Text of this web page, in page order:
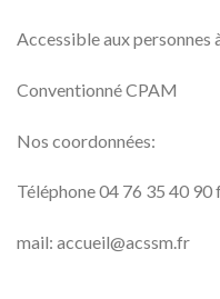
Accessible aux
Conventionné CPAM
Nos coordonnées:
Téléphone 04 76 35 40 90
mail: accueil@acssm.fr